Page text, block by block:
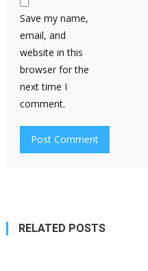
Save my name,
email, and
website in this
browser for the
next time I
comment.
RELATED POSTS